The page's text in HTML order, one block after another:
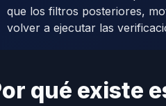
que los filtros posteriores,
volver a ejecutar las
qué existe